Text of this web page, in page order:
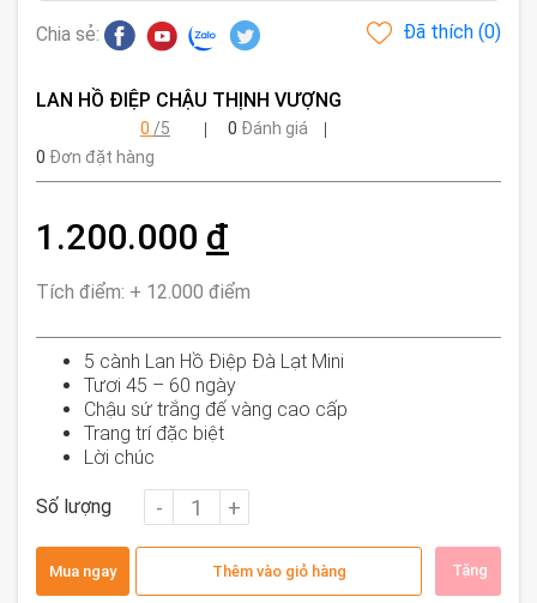
Chia sẻ: Đã thích (0)
LAN HỒ ĐIỆP CHẬU THỊNH VƯỢNG
0 /5 0 Đánh giá
0 Đơn đặt hàng
1.200.000 đ
Tích điểm: + 12.000 điểm
5 cành Lan Hồ Điệp Đà Lạt Mini
Tươi 45 – 60 ngày
Chậu sứ trắng đế vàng cao cấp
Trang trí đặc biệt
Lời chúc
Số lượng
Mua ngay Thêm vào giỏ hàng Tặng